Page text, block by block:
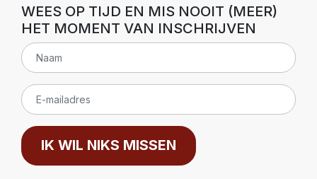
WEES OP TIJD EN MIS NOOIT (MEER)
HET MOMENT VAN INSCHRIJVEN
IK WIL NIKS MISSEN